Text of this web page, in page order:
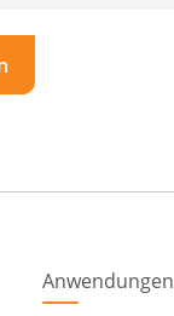
Anwendungen